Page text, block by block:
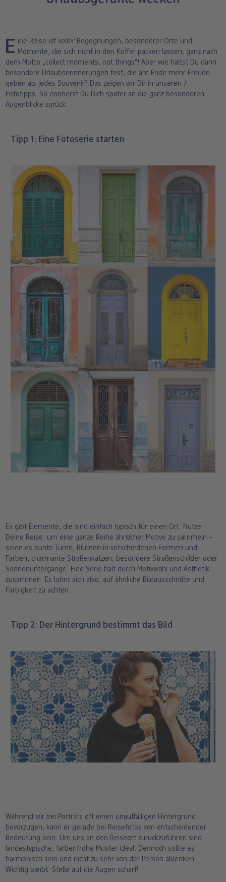
Fotomagnete
Fotosticker
Fotoaufsteller mit Standfuß
hexxas
Poster mit Rahmen
Mehrteilige Bilder
Schule & Büro
Baby & Kind
Für unterwegs
Haustier
Karte konfigurieren
Klappkarten
Foto- & Postkarten
Markt
Eine Reise ist voller Begegnungen, besonderer Orte und Momente, die sich nicht in den Koffer packen lassen, ganz nach
dem Motto „collect moments, not things“! Aber wie hältst Du dann
besondere Urlaubserinnerungen fest, die am Ende mehr Freude
geben als jedes Souvenir? Das zeigen wir Dir in unseren 7
Fototipps. So erinnerst Du Dich später an die ganz besonderen
Augenblicke zurück.
Tipp 1: Eine Fotoserie starten
Es gibt Elemente, die sind einfach typisch für einen Ort. Nutze
Deine Reise, um eine ganze Reihe ähnlicher Motive zu sammeln –
seien es bunte Türen, Blumen in verschiedenen Formen und
Farben, charmante Straßenkatzen, besondere Straßenschilder oder
Sonnenuntergänge. Eine Serie hält durch Motivwahl und Ästhetik
zusammen. Es lohnt sich also, auf ähnliche Bildausschnitte und
Farbigkeit zu achten.
Tipp 2: Der Hintergrund bestimmt das Bild
Während wir bei Porträts oft einen unauffälligen Hintergrund
bevorzugen, kann er gerade bei Reisefotos von entscheidender
Bedeutung sein. Um uns an den Reiseort zurückzuführen sind
landestypische, farbenfrohe Muster ideal. Dennoch sollte es
harmonisch sein und nicht zu sehr von der Person ablenken.
Wichtig bleibt: Stelle auf die Augen scharf!